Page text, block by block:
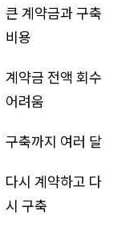
큰 계약금과 구축
비용
계약금 전액 회수
어려움
구축까지 여러 달
다시 계약하고 다
시 구축